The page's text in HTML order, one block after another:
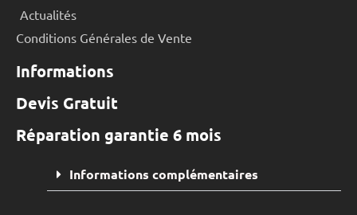
Actualités
Conditions Générales de Vente
Informations
Devis Gratuit
Réparation garantie 6 mois
Informations complémentaires